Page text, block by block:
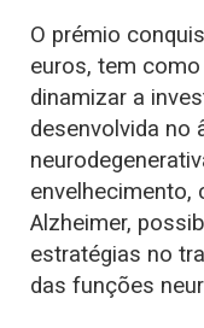
O prémio
euros, tem
dinamizar a
desenvolvida no
envelhecimento,
Alzheimer,
estratégias no
das funções